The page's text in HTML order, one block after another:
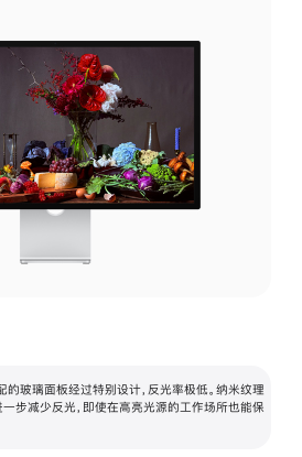
的玻璃面板经过特别设计，反光率极低。纳米纹理
步减少反光，即使在高亮光源的工作场所也能保